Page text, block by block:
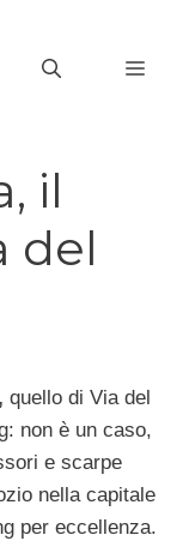
il
del
quello di Via del
non è un caso,
e scarpe
nella capitale
per eccellenza.